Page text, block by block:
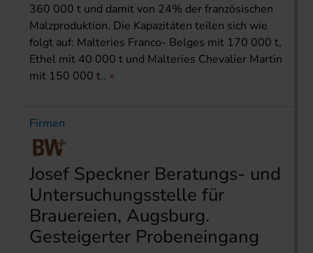
360 000 t und damit von 24% der französischen
Malzproduktion. Die Kapazitäten teilen sich wie
folgt auf: Malteries Franco- Belges mit 170 000 t,
Ethel mit 40 000 t und Malteries Chevalier Martin
mit 150 000 t..
Firmen
Josef Speckner Beratungs- und
Untersuchungsstelle für
Brauereien, Augsburg.
Gesteigerter Probeneingang